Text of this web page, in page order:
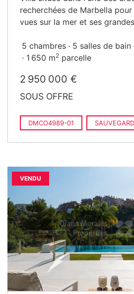
recherchées de Marbella
vues sur la mer et ses
5 chambres 5 salles de bain
1 650 m2 parcelle
2 950 000 €
SOUS OFFRE
DMCO4989-01
VENDU